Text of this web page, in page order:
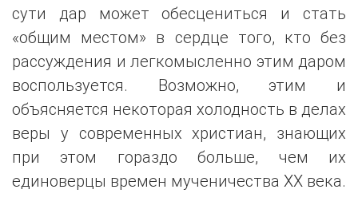
сути дар может обесцениться и стать
«общим местом» в сердце того, кто без
рассуждения и легкомысленно этим даром
воспользуется. Возможно, этим и
объясняется некоторая холодность в делах
веры у современных христиан, знающих
при этом гораздо больше, чем их
единоверцы времен мученичества ХХ века.